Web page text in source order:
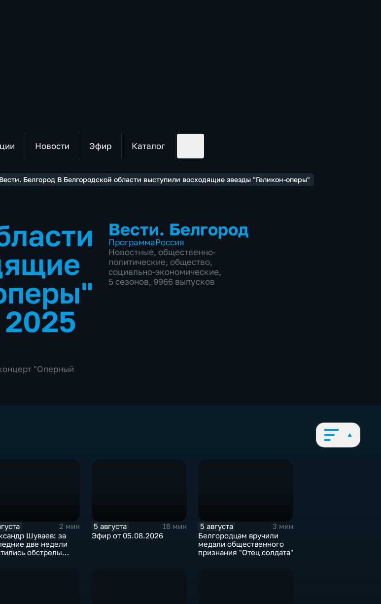
Новости Эфир Каталог
Вести. Белгород В Белгородской области выступили восходящие звезды "Геликон-оперы"
"Оперный
Вести. Белгород
ПрограммаРоссия
Новостные, общественно-
политические, общество,
социально-экономические,
5 сезонов, 9966 выпусков
2 мин
Шуваев: за
две недели
обстрелы
5 августа
18 мин
Эфир от 05.08.2026
5 августа
3 мин
Белгородцам вручили
медали общественного
признания "Отец солдата"